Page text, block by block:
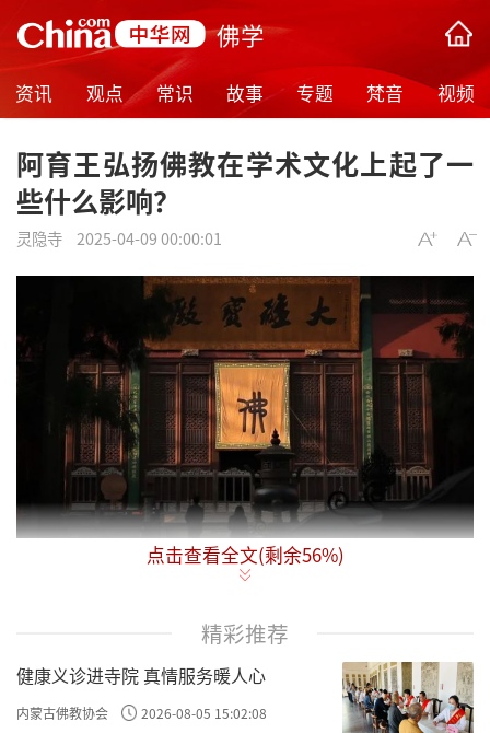
佛学
资讯 观点 常识 故事 专题 梵音 视频
阿育王弘扬佛教在学术文化上起了一
些什么影响？
灵隐寺 2025-04-09 00:00:01
问 阿育王弘扬佛教在学术文化上起了一些什么
答 当时佛教的传播对亚洲各国以及东方和古希
腊、叙利亚、埃及等国家的文化交流，起了深
远巨大的作用。阿育王生前巡礼各地佛迹时铭
点击查看全文(剩余56%)
精彩推荐
健康义诊进寺院 真情服务暖人心
内蒙古佛教协会 2026-08-05 15:02:08